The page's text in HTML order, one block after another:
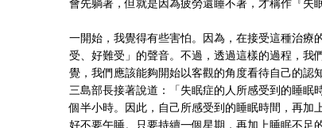
會先躺著，但就是因為疲勞還睡不著，才稱作『
一開始，我覺得有些害怕。因為，在接受這種治
受、好難受」的聲音。不過，透過這樣的過程，
覺，我們應該能夠開始以客觀的角度看待自己的認
三島部長接著說道：「失眠症的人所感受到的睡
個半小時。因此，自己所感受到的睡眠時間，再
好不要午睡。只要持續一個星期，再加上睡眠不足